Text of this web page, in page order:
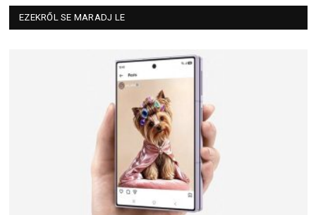
EZEKRŐL SE MARADJ LE